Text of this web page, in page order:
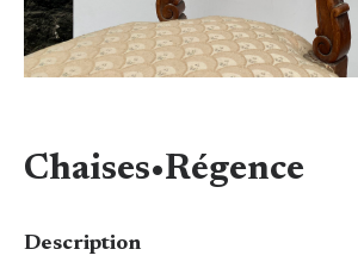
Chaises•Régence
Description